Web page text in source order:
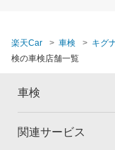
楽天Car 車検 キグ
検の車検店舗一覧
車検
トップ
関連サービス